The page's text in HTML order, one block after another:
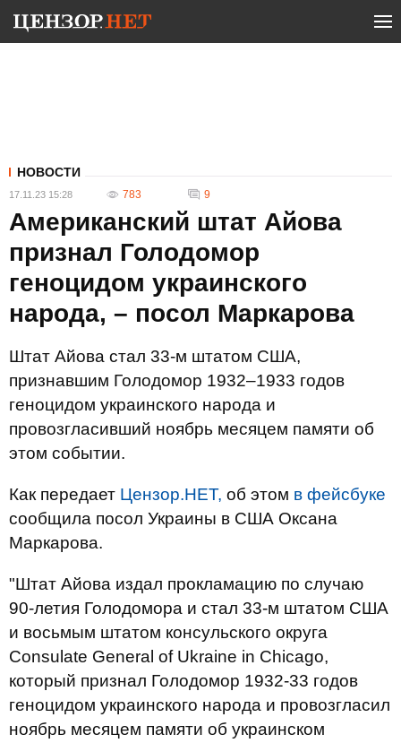
НОВОСТИ
17.11.23 15:28 783 9
Американский штат Айова
признал Голодомор
геноцидом украинского
народа, – посол Маркарова
Штат Айова стал 33-м штатом США,
признавшим Голодомор 1932–1933 годов
геноцидом украинского народа и
провозгласивший ноябрь месяцем памяти об
этом событии.
Как передает Цензор.НЕТ, об этом в фейсбуке
сообщила посол Украины в США Оксана
Маркарова.
"Штат Айова издал прокламацию по случаю
90-летия Голодомора и стал 33-м штатом США
и восьмым штатом консульского округа
Consulate General of Ukraine in Chicago,
который признал Голодомор 1932-33 годов
геноцидом украинского народа и провозгласил
ноябрь месяцем памяти об украинском